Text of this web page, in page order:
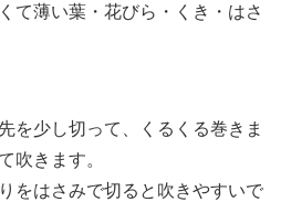
て薄い葉・花びら・くき・はさ
を少し切って、くるくる巻きま
吹きます。
をはさみで切ると吹きやすいで